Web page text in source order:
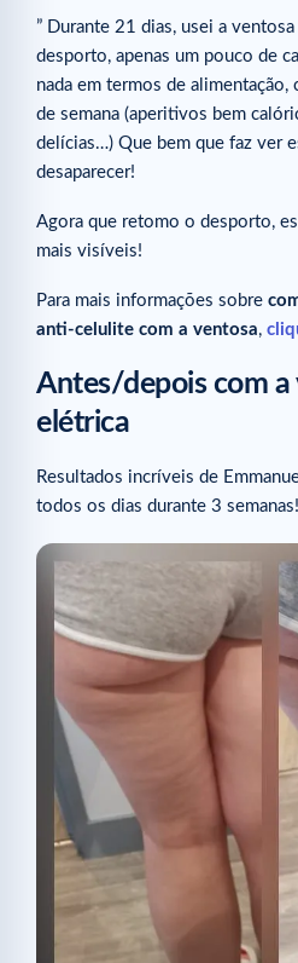
” Durante 21 dias, usei a
desporto, apenas um pouco de
nada em termos de alimentação,
de semana (aperitivos bem
delícias…) Que bem que faz ver
desaparecer!⁠
Agora que retomo o desporto,
mais visíveis!
Para mais informações sobre
anti-celulite com a ventosa,
Antes/depois com a
elétrica
Resultados incríveis de
todos os dias durante 3 semanas!